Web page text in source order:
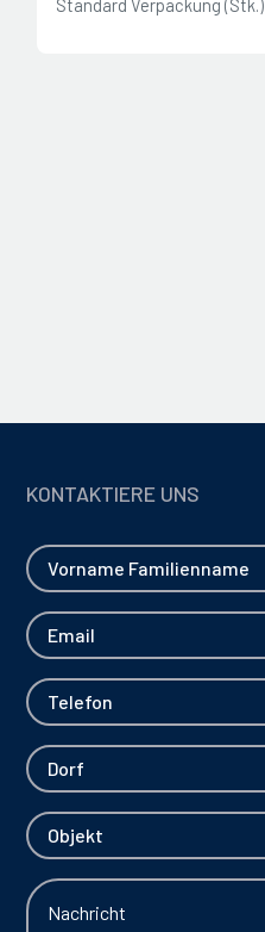
Standard Verpackung (Stk.)
KONTAKTIERE UNS